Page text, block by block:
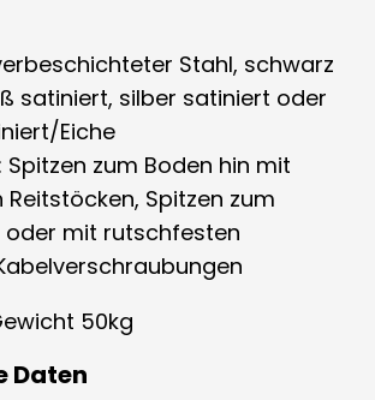
Stahl, schwarz
satiniert, silber satiniert oder
Eiche
zum Boden hin mit
Spitzen zum
oder mit rutschfesten
50kg
Daten